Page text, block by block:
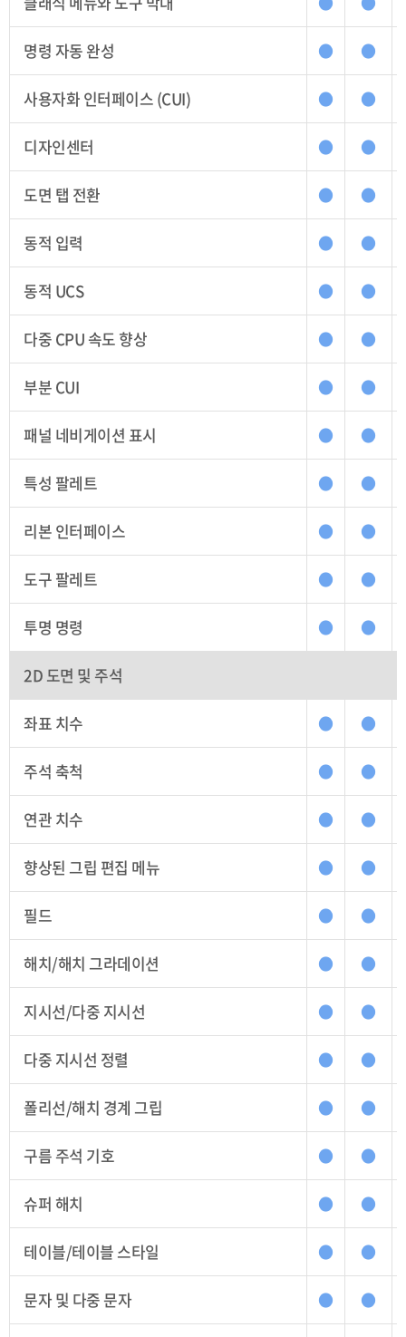
명령 자동 완성 ● ●
사용자화 인터페이스 (CUI) ● ●
디자인센터 ● ●
도면 탭 전환 ● ●
동적 입력 ● ●
동적 UCS ● ●
다중 CPU 속도 향상 ● ●
부분 CUI ● ●
패널 네비게이션 표시 ● ●
특성 팔레트 ● ●
리본 인터페이스 ● ●
도구 팔레트 ● ●
투명 명령 ● ●
2D 도면 및 주석
좌표 치수 ● ●
주석 축척 ● ●
연관 치수 ● ●
향상된 그립 편집 메뉴 ● ●
필드 ● ●
해치/해치 그라데이션 ● ●
지시선/다중 지시선 ● ●
다중 지시선 정렬 ● ●
폴리선/해치 경계 그립 ● ●
구름 주석 기호 ● ●
슈퍼 해치 ● ●
테이블/테이블 스타일 ● ●
문자 및 다중 문자 ● ●